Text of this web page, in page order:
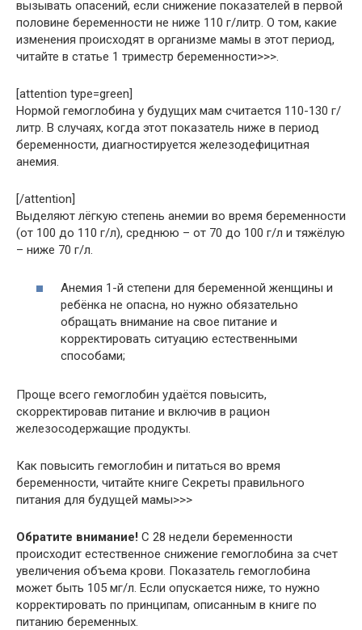
вызывать опасений, если снижение показателей в первой
половине беременности не ниже 110 г/литр. О том, какие
изменения происходят в организме мамы в этот период,
читайте в статье 1 триместр беременности>>>.
[attention type=green]
Нормой гемоглобина у будущих мам считается 110-130 г/
литр. В случаях, когда этот показатель ниже в период
беременности, диагностируется железодефицитная
анемия.
[/attention]
Выделяют лёгкую степень анемии во время беременности
(от 100 до 110 г/л), среднюю – от 70 до 100 г/л и тяжёлую
– ниже 70 г/л.
Анемия 1-й степени для беременной женщины и
ребёнка не опасна, но нужно обязательно
обращать внимание на свое питание и
корректировать ситуацию естественными
способами;
Проще всего гемоглобин удаётся повысить,
скорректировав питание и включив в рацион
железосодержащие продукты.
Как повысить гемоглобин и питаться во время
беременности, читайте книге Секреты правильного
питания для будущей мамы>>>
Обратите внимание! С 28 недели беременности
происходит естественное снижение гемоглобина за счет
увеличения объема крови. Показатель гемоглобина
может быть 105 мг/л. Если опускается ниже, то нужно
корректировать по принципам, описанным в книге по
питанию беременных.